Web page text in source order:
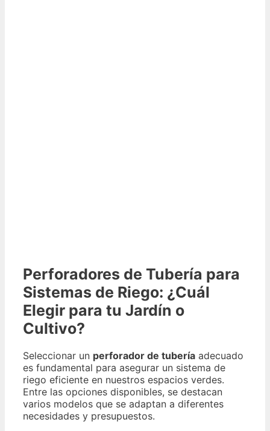
Perforadores de Tubería para
Sistemas de Riego: ¿Cuál
Elegir para tu Jardín o
Cultivo?
Seleccionar un perforador de tubería adecuado
es fundamental para asegurar un sistema de
riego eficiente en nuestros espacios verdes.
Entre las opciones disponibles, se destacan
varios modelos que se adaptan a diferentes
necesidades y presupuestos.